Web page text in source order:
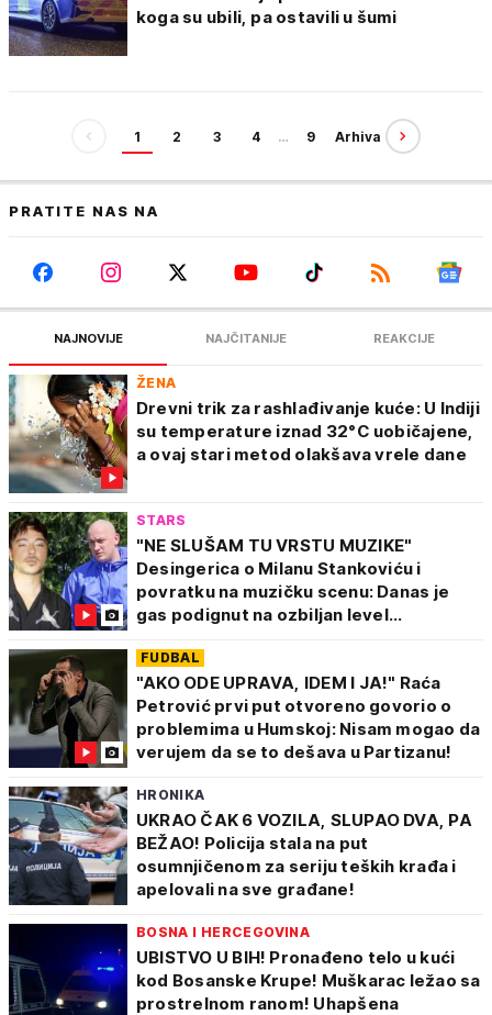
koga su ubili, pa ostavili u šumi
1 2 3 4 … 9 Arhiva
PRATITE NAS NA
NAJNOVIJE NAJČITANIJE REAKCIJE
ŽENA
Drevni trik za rashlađivanje kuće: U Indiji
su temperature iznad 32°C uobičajene,
a ovaj stari metod olakšava vrele dane
STARS
"NE SLUŠAM TU VRSTU MUZIKE"
Desingerica o Milanu Stankoviću i
povratku na muzičku scenu: Danas je
gas podignut na ozbiljan level...
FUDBAL
"AKO ODE UPRAVA, IDEM I JA!" Raća
Petrović prvi put otvoreno govorio o
problemima u Humskoj: Nisam mogao da
verujem da se to dešava u Partizanu!
HRONIKA
UKRAO ČAK 6 VOZILA, SLUPAO DVA, PA
BEŽAO! Policija stala na put
osumnjičenom za seriju teških krađa i
apelovali na sve građane!
BOSNA I HERCEGOVINA
UBISTVO U BIH! Pronađeno telo u kući
kod Bosanske Krupe! Muškarac ležao sa
prostrelnom ranom! Uhapšena